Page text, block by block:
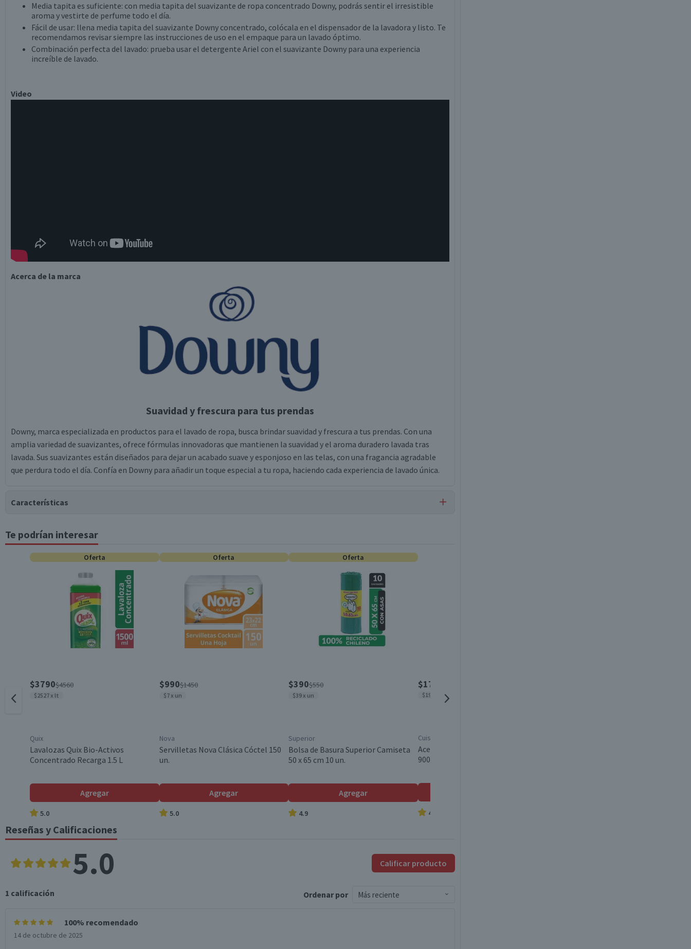
Media tapita es suficiente: con media tapita del suavizante de ropa concentrado Downy, podrás sentir el irresistible
aroma y vestirte de perfume todo el día.
Fácil de usar: llena media tapita del suavizante Downy concentrado, colócala en el dispensador de la lavadora y listo. Te
recomendamos revisar siempre las instrucciones de uso en el empaque para un lavado óptimo.
Combinación perfecta del lavado: prueba usar el detergente Ariel con el suavizante Downy para una experiencia
increíble de lavado.
Video
Acerca de la marca
Suavidad y frescura para tus prendas
Downy, marca especializada en productos para el lavado de ropa, busca brindar suavidad y frescura a tus prendas. Con una
amplia variedad de suavizantes, ofrece fórmulas innovadoras que mantienen la suavidad y el aroma duradero lavada tras
lavada. Sus suavizantes están diseñados para dejar un acabado suave y esponjoso en las telas, con una fragancia agradable
que perdura todo el día. Confía en Downy para añadir un toque especial a tu ropa, haciendo cada experiencia de lavado única.
Características
Tipo de Producto
Característica Sustentable Sin atributos sustentables declarados
Almacenamiento Conservar en un lugar fresco y seco
Sal de amonio cuaternaria de dimetildietanol mono/di
Dimensiones 13,1 cm x 8 cm x 30,6 cm
Formato Líquido
País de Origen
Te podrían interesar
Oferta
$3790$4560
$2527 x lt
Quix
Lavalozas Quix Bio-Activos
Concentrado Recarga 1.5 L
Agregar
5.0
Oferta
$990$1450
$7 x un
Nova
Servilletas Nova Clásica Cóctel 150
un.
Agregar
5.0
Oferta
$390$550
$39 x un
Superior
Bolsa de Basura Superior Camiseta
50 x 65 cm 10 un.
Agregar
4.9
$1790
$1989 x lt
Cuisine & Co
Aceite Vegetal Libre de Colesterol
900 ml
4.8
Reseñas y Calificaciones
5.0 Calificar producto
1 calificación Ordenar por Más reciente
100% recomendado
14 de octubre de 2025